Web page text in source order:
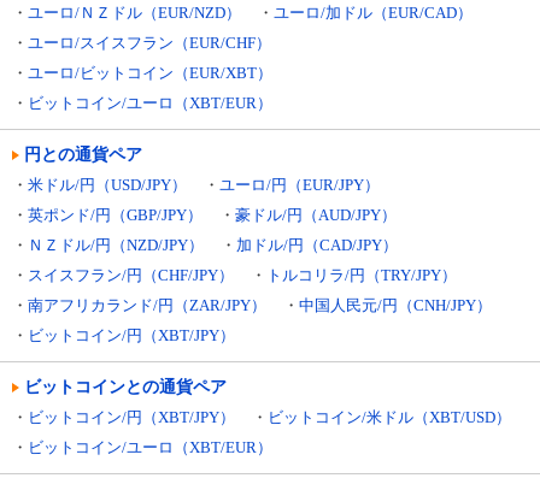
・ ユーロ/ＮＺドル（EUR/NZD） ・ ユーロ/加ドル（EUR/CAD）
・ ユーロ/スイスフラン（EUR/CHF）
・ ユーロ/ビットコイン（EUR/XBT）
・ ビットコイン/ユーロ（XBT/EUR）
円との通貨ペア
・ 米ドル/円（USD/JPY） ・ ユーロ/円（EUR/JPY）
・ 英ポンド/円（GBP/JPY） ・ 豪ドル/円（AUD/JPY）
・ ＮＺドル/円（NZD/JPY） ・ 加ドル/円（CAD/JPY）
・ スイスフラン/円（CHF/JPY） ・ トルコリラ/円（TRY/JPY）
・ 南アフリカランド/円（ZAR/JPY） ・ 中国人民元/円（CNH/JPY）
・ ビットコイン/円（XBT/JPY）
ビットコインとの通貨ペア
・ ビットコイン/円（XBT/JPY） ・ ビットコイン/米ドル（XBT/USD）
・ ビットコイン/ユーロ（XBT/EUR）